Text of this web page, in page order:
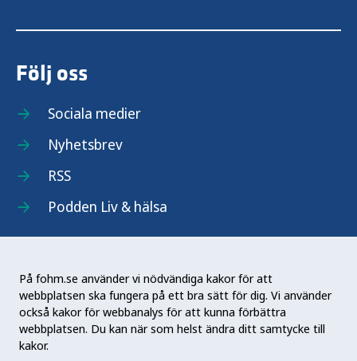
På fohm.se använder vi nödvändiga kakor för att
webbplatsen ska fungera på ett bra sätt för dig. Vi använder
också kakor för webbanalys för att kunna förbättra
webbplatsen. Du kan när som helst ändra ditt samtycke till
kakor.
Följ oss
Sociala medier
Nyhetsbrev
RSS
Podden Liv & hälsa
Folkhälsomyndigheten (Fohm) är en nationell
kunskapsmyndighet som arbetar för en bättre
folkhälsa. Det gör myndigheten genom att